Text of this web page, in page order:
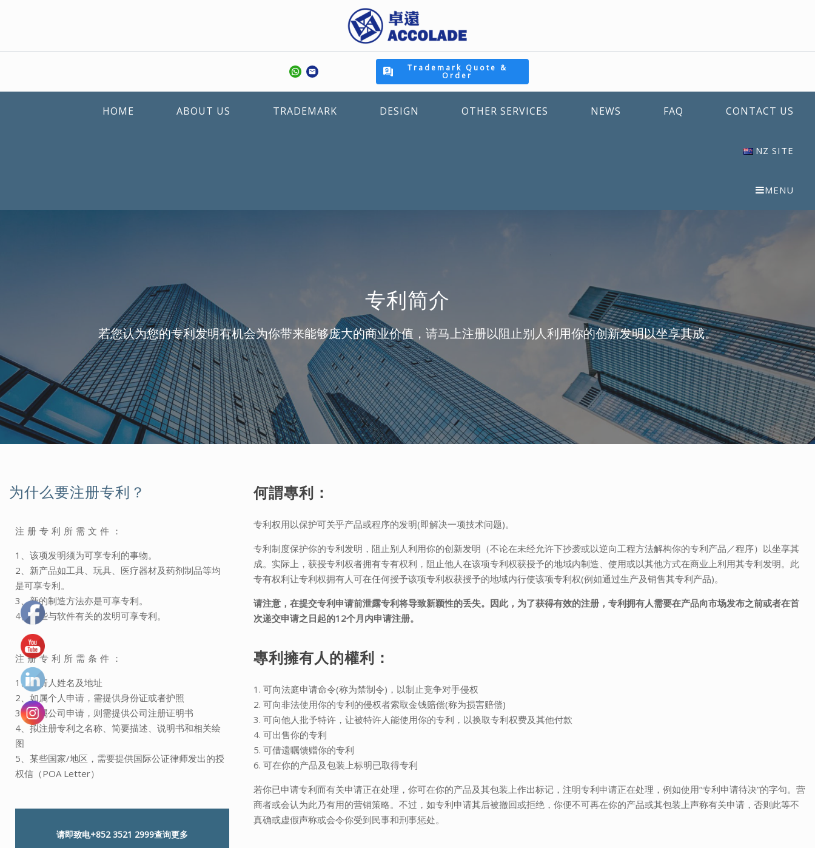
Trademark Quote &
Order
HOME ABOUT US TRADEMARK DESIGN OTHER SERVICES NEWS FAQ CONTACT US
NZ SITE
MENU
专利简介
若您认为您的专利发明有机会为你带来能够庞大的商业价值，请马上注册以阻止别人利用你的创新发明以坐享其成。
为什么要注册专利？
注册专利所需文件：
1、该项发明须为可享专利的事物。
2、新产品如工具、玩具、医疗器材及药剂制品等均
是可享专利。
3、新的制造方法亦是可享专利。
4、某些与软件有关的发明可享专利。
注册专利所需条件：
1、申请人姓名及地址
2、如属个人申请，需提供身份证或者护照
3、如属公司申请，则需提供公司注册证明书
4、拟注册专利之名称、简要描述、说明书和相关绘
图
5、某些国家/地区，需要提供国际公证律师发出的授
权信（POA Letter）
请即致电+852 3521 2999查询更多
何謂專利：
专利权用以保护可关乎产品或程序的发明(即解决一项技术问题)。
专利制度保护你的专利发明，阻止别人利用你的创新发明（不论在未经允许下抄袭或以逆向工程方法解构你的专利产品／程序）以坐享其
成。实际上，获授专利权者拥有专有权利，阻止他人在该项专利权获授予的地域内制造、使用或以其他方式在商业上利用其专利发明。此
专有权利让专利权拥有人可在任何授予该项专利权获授予的地域内行使该项专利权(例如通过生产及销售其专利产品)。
请注意，在提交专利申请前泄露专利将导致新颖性的丢失。因此，为了获得有效的注册，专利拥有人需要在产品向市场发布之前或者在首
次递交申请之日起的12个月内申请注册。
專利擁有人的權利：
1. 可向法庭申请命令(称为禁制令)，以制止竞争对手侵权
2. 可向非法使用你的专利的侵权者索取金钱赔偿(称为损害赔偿)
3. 可向他人批予特许，让被特许人能使用你的专利，以换取专利权费及其他付款
4. 可出售你的专利
5. 可借遗嘱馈赠你的专利
6. 可在你的产品及包装上标明已取得专利
若你已申请专利而有关申请正在处理，你可在你的产品及其包装上作出标记，注明专利申请正在处理，例如使用“专利申请待决”的字句。营
商者或会认为此乃有用的营销策略。不过，如专利申请其后被撤回或拒绝，你便不可再在你的产品或其包装上声称有关申请，否则此等不
真确或虚假声称或会令你受到民事和刑事惩处。